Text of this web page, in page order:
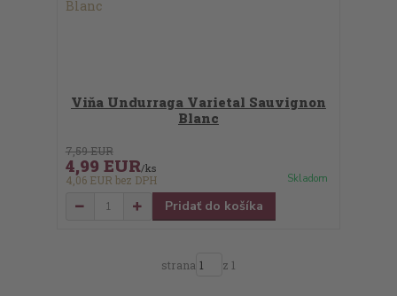
Viňa Undurraga Varietal Sauvignon
Blanc
7,59 EUR
4,99 EUR/ks
4,06 EUR bez DPH Skladom
Pridať do košíka
strana z 1